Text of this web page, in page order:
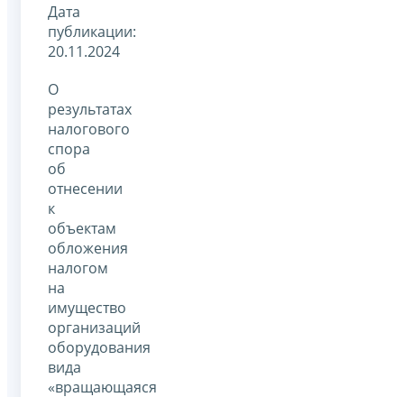
Дата
публикации:
20.11.2024
О
результатах
налогового
спора
об
отнесении
к
объектам
обложения
налогом
на
имущество
организаций
оборудования
вида
«вращающаяся